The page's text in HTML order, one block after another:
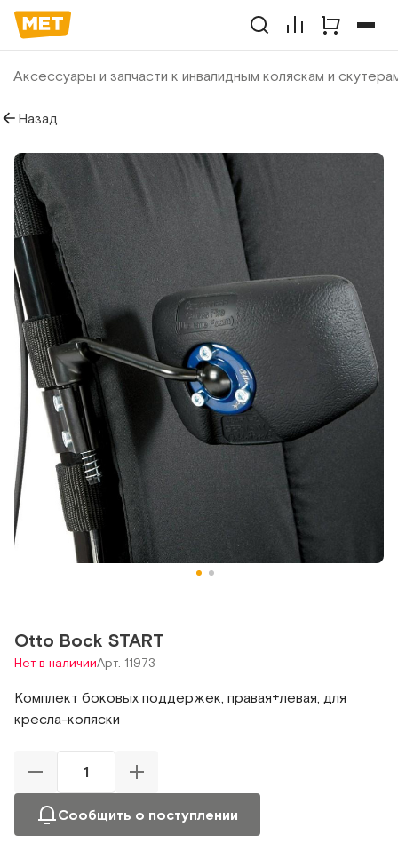
Аксессуары и запчасти к инвалидным коляскам и
Назад
Otto Bock START
Нет в наличииАрт. 11973
Комплект боковых поддержек, правая+левая, для
кресла-коляски
Сообщить о поступлении